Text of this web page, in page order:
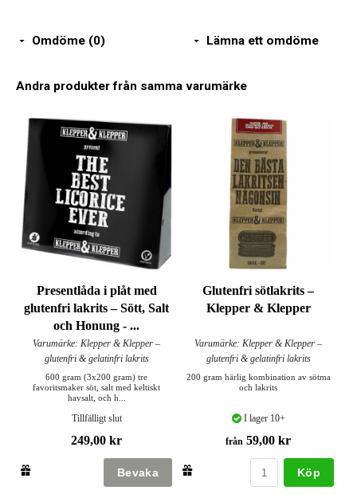
Omdöme (0) Lämna ett omdöme
Andra produkter från samma varumärke
Presentlåda i plåt med
glutenfri lakrits – Sött, Salt
och Honung - ...
Varumärke: Klepper & Klepper –
glutenfri & gelatinfri lakrits
600 gram (3x200 gram) tre
favoritsmaker söt, salt med keltiskt
havsalt, och h...
Tillfälligt slut
249,00 kr
Glutenfri sötlakrits –
Klepper & Klepper
Varumärke: Klepper & Klepper –
glutenfri & gelatinfri lakrits
200 gram härlig kombination av sötma
och lakrits
I lager 10+
från 59,00 kr
Köp